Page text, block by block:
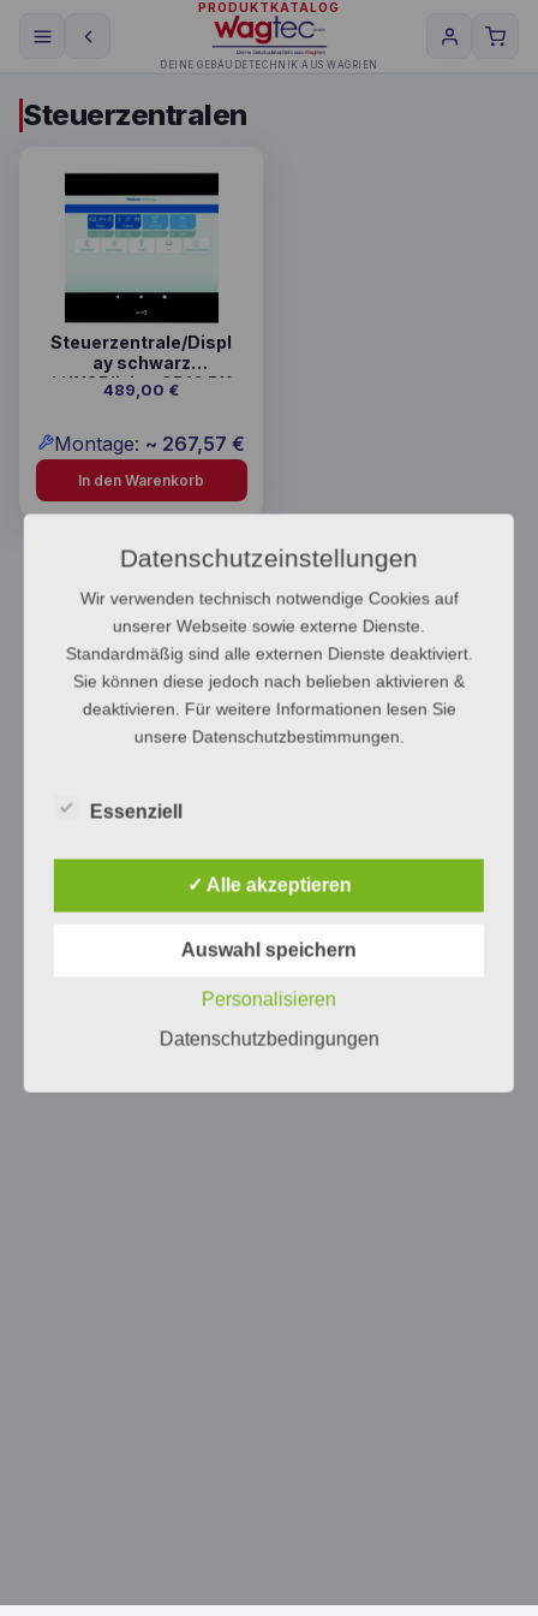
PRODUKTKATALOG
DEINE GEBÄUDETECHNIK AUS WAGRIEN
Steuerzentralen
Steuerzentrale/Displ
ay schwarz
LUXORliving CP10 BK
489,00 €
Montage: ~ 267,57 €
In den Warenkorb
Datenschutzeinstellungen
Wir verwenden technisch notwendige Cookies auf
unserer Webseite sowie externe Dienste.
Standardmäßig sind alle externen Dienste deaktiviert.
Sie können diese jedoch nach belieben aktivieren &
deaktivieren. Für weitere Informationen lesen Sie
unsere Datenschutzbestimmungen.
Essenziell
✓ Alle akzeptieren
Auswahl speichern
Personalisieren
Datenschutzbedingungen